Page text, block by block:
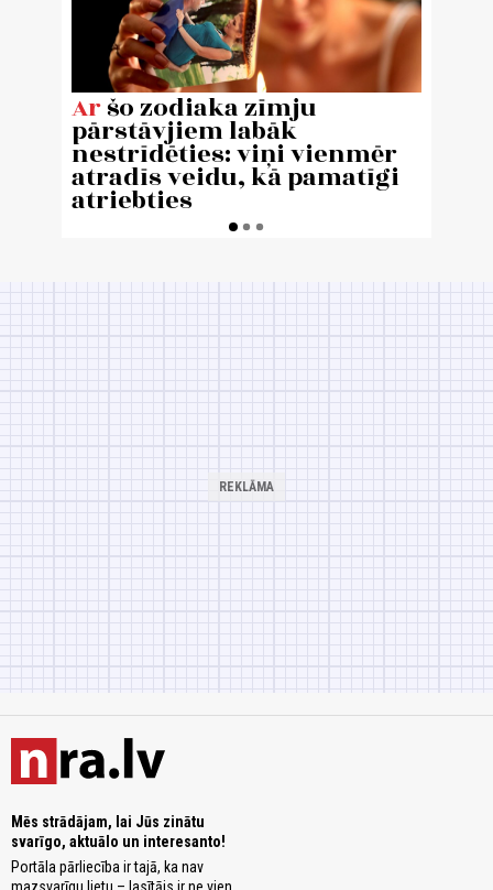
Mēs strādājam, lai Jūs zinātu
svarīgo, aktuālo un interesanto!
Portāla pārliecība ir tajā, ka nav
mazsvarīgu lietu – lasītājs ir ne vien